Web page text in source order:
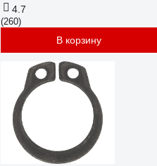
4.7
(260)
В корзину